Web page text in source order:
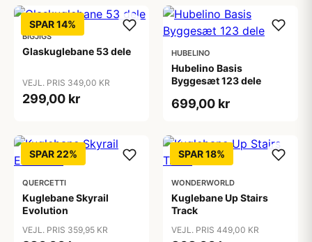
SPAR 14%
BIGJIGS
Glaskuglebane 53 dele
VEJL. PRIS 349,00 KR
299,00 kr
HUBELINO
Hubelino Basis
Byggesæt 123 dele
699,00 kr
SPAR 22%
QUERCETTI
Kuglebane Skyrail
Evolution
VEJL. PRIS 359,95 KR
SPAR 18%
WONDERWORLD
Kuglebane Up Stairs
Track
VEJL. PRIS 449,00 KR